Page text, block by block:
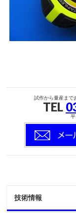
試作から量産まで
TEL
技術情報